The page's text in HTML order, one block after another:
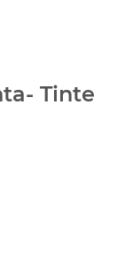
Tinte